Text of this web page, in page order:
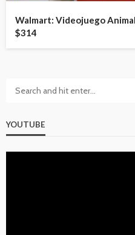
Walmart: Videojuego
$314
YOUTUBE